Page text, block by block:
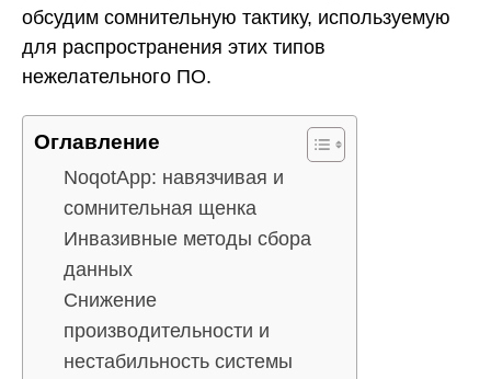
обсудим сомнительную тактику, используемую
для распространения этих типов
нежелательного ПО.
Оглавление
NoqotApp: навязчивая и
сомнительная щенка
Инвазивные методы сбора
данных
Снижение
производительности и
нестабильность системы